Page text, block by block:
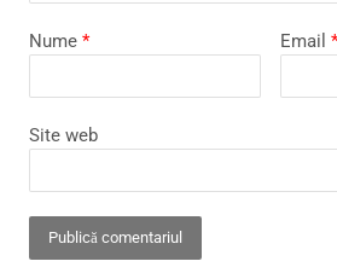
Nume * Email *
Site web